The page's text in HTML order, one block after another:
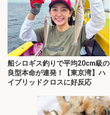
船シロギス釣りで平均20cm級の
良型本命が連発！【東京湾】ハ
イブリッドクロスに好反応